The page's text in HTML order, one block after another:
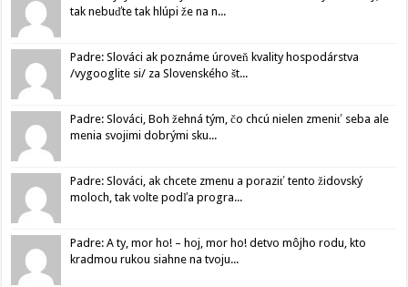
tak nebuďte tak hlúpi že na n...
Padre: Slováci ak poznáme úroveň kvality hospodárstva
/vygooglite si/ za Slovenského št...
Padre: Slováci, Boh žehná tým, čo chcú nielen zmeniť seba ale
menia svojimi dobrými sku...
Padre: Slováci, ak chcete zmenu a poraziť tento židovský
moloch, tak volte podľa progra...
Padre: A ty, mor ho! – hoj, mor ho! detvo môjho rodu, kto
kradmou rukou siahne na tvoju...